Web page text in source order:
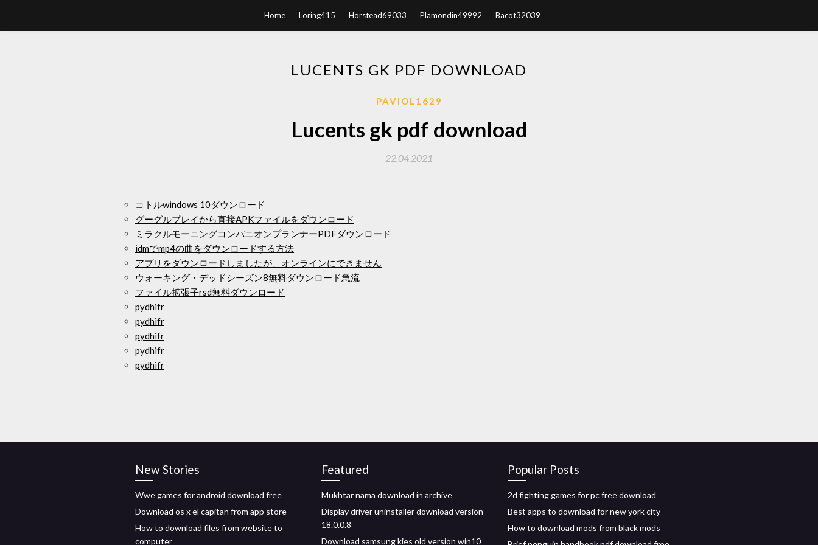
Home Loring415 Horstead69033 Plamondin49992 Bacot32039
LUCENTS GK PDF DOWNLOAD
PAVIOL1629
Lucents gk pdf download
22.04.2021
コトルwindows 10ダウンロード
グーグルプレイから直接APKファイルをダウンロード
ミラクルモーニングコンパニオンプランナーPDFダウンロード
idmでmp4の曲をダウンロードする方法
アプリをダウンロードしましたが、オンラインにできません
ウォーキング・デッドシーズン8無料ダウンロード急流
ファイル拡張子rsd無料ダウンロード
pydhifr
pydhifr
pydhifr
pydhifr
pydhifr
New Stories
Wwe games for android download free
Download os x el capitan from app store
How to download files from website to
computer
Featured
Mukhtar nama download in archive
Display driver uninstaller download version
18.0.0.8
Download samsung kies old version win10
Popular Posts
2d fighting games for pc free download
Best apps to download for new york city
How to download mods from black mods